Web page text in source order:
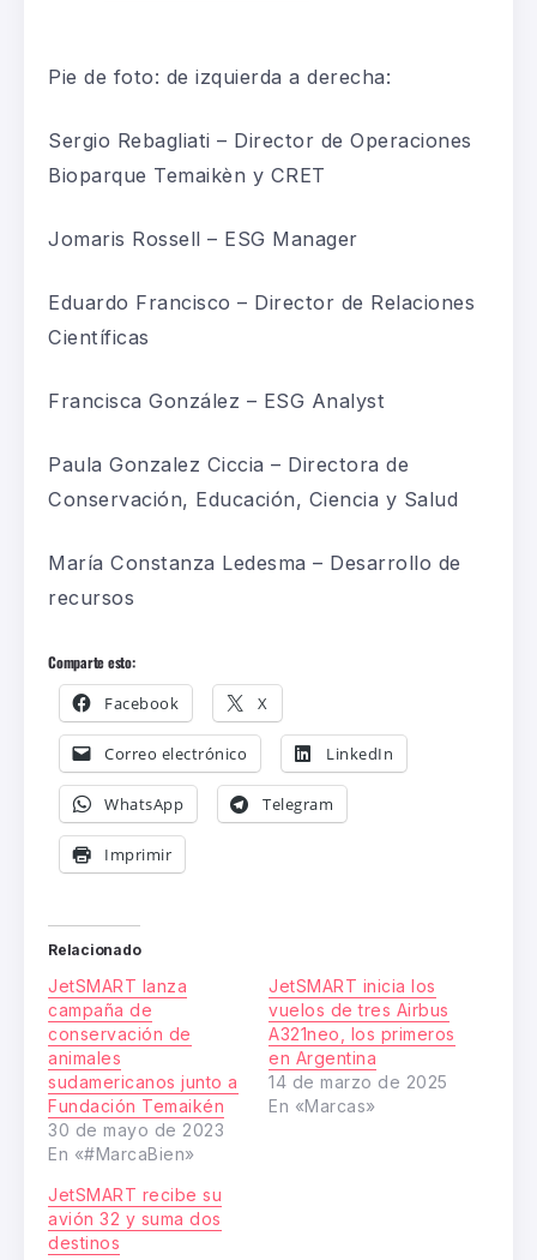
Pie de foto: de izquierda a derecha:
Sergio Rebagliati – Director de Operaciones
Bioparque Temaikèn y CRET
Jomaris Rossell – ESG Manager
Eduardo Francisco – Director de Relaciones
Científicas
Francisca González – ESG Analyst
Paula Gonzalez Ciccia – Directora de
Conservación, Educación, Ciencia y Salud
María Constanza Ledesma – Desarrollo de
recursos
Comparte esto:
Facebook X
Correo electrónico LinkedIn
WhatsApp Telegram
Imprimir
Relacionado
JetSMART lanza
campaña de
conservación de
animales
sudamericanos junto a
Fundación Temaikén
30 de mayo de 2023
En «#MarcaBien»
JetSMART inicia los
vuelos de tres Airbus
A321neo, los primeros
en Argentina
14 de marzo de 2025
En «Marcas»
JetSMART recibe su
avión 32 y suma dos
destinos